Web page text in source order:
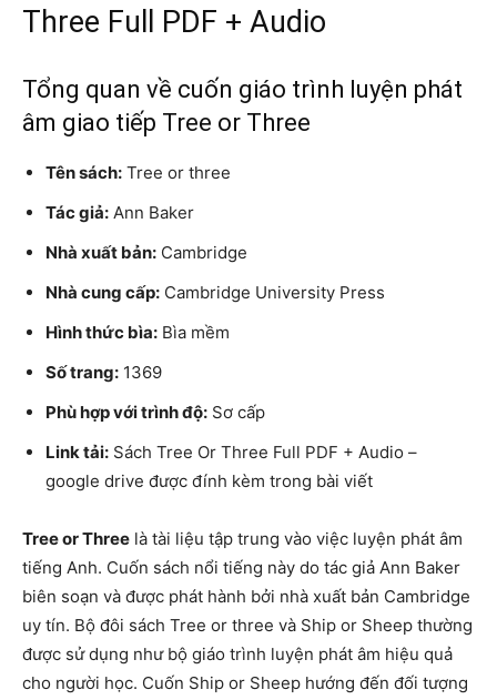
Three Full PDF + Audio
Tổng quan về cuốn giáo trình luyện phát
âm giao tiếp Tree or Three
Tên sách: Tree or three
Tác giả: Ann Baker
Nhà xuất bản: Cambridge
Nhà cung cấp: Cambridge University Press
Hình thức bìa: Bìa mềm
Số trang: 1369
Phù hợp với trình độ: Sơ cấp
Link tải: Sách Tree Or Three Full PDF + Audio –
google drive được đính kèm trong bài viết
Tree or Three là tài liệu tập trung vào việc luyện phát âm
tiếng Anh. Cuốn sách nổi tiếng này do tác giả Ann Baker
biên soạn và được phát hành bởi nhà xuất bản Cambridge
uy tín. Bộ đôi sách Tree or three và Ship or Sheep thường
được sử dụng như bộ giáo trình luyện phát âm hiệu quả
cho người học. Cuốn Ship or Sheep hướng đến đối tượng